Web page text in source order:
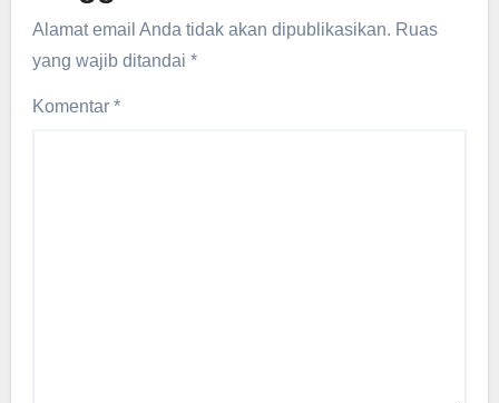
Alamat email Anda tidak akan dipublikasikan. Ruas
yang wajib ditandai *
Komentar *